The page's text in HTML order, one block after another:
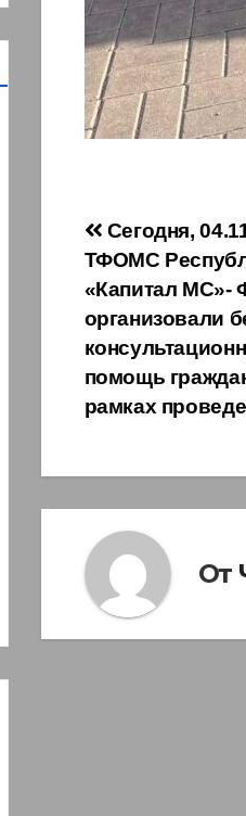
по
записям
Сегодня,
ТФОМС
«Капитал МС»-
организовали
помощь
рамках
От